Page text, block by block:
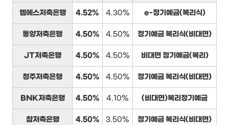
엠에스저축은행 4.52% 4.30% e-정기예금(복리식)
동양저축은행 4.50% 4.50% 정기예금 복리식(비대면)
JT저축은행 4.50% 4.50% 비대면 정기예금(복리)
청주저축은행 4.50% 4.50% 정기예금 복리식(비대면)
BNK저축은행 4.50% 4.10% (비대면)복리정기예금
참저축은행 4.50% 3.50% 정기예금 복리식(비대면)